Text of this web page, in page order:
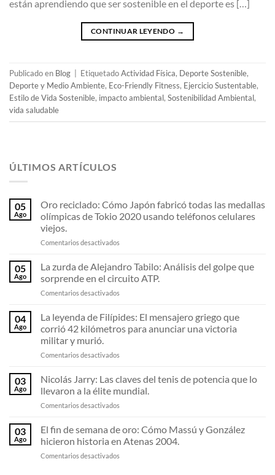
están aprendiendo que ser sostenible en el deporte es […]
CONTINUAR LEYENDO →
Publicado en Blog EtiquetadoActividad Física, Deporte Sostenible,
Deporte y Medio Ambiente, Eco-Friendly Fitness, Ejercicio Sustentable,
Estilo de Vida Sostenible, impacto ambiental, Sostenibilidad Ambiental,
vida saludable
ÚLTIMOS ARTÍCULOS
05
Ago
Oro reciclado: Cómo Japón fabricó todas las medallas
olímpicas de Tokio 2020 usando teléfonos celulares
viejos.
Comentarios desactivados
reciclado:
Japón
fabricó
las
olímpicas
Tokio
usando
teléfonos
viejos.
05
Ago
La zurda de Alejandro Tabilo: Análisis del golpe que
sorprende en el circuito ATP.
Comentarios desactivados
zurda
Alejandro
Análisis
golpe
sorprende
en
circuito
ATP.
04
Ago
La leyenda de Filípides: El mensajero griego que
corrió 42 kilómetros para anunciar una victoria
militar y murió.
Comentarios desactivados
leyenda
Filípides:
El
griego
que
42
03
Ago
Nicolás Jarry: Las claves del tenis de potencia que lo
llevaron a la élite mundial.
Comentarios desactivados
claves
del
03
Ago
El fin de semana de oro: Cómo Massú y González
hicieron historia en Atenas 2004.
Comentarios desactivados